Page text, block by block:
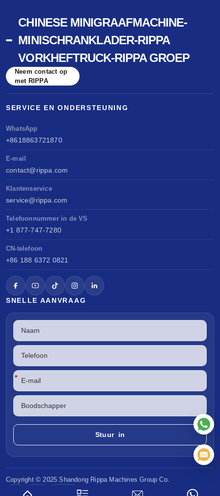
CHINESE MINIGRAAFMACHINE-
MINISCHRANKLADER-RIPPA
VORKHEFTRUCK-RIPPA GROEP
Neem contact op
met RIPPA
SERVICE EN ONDERSTEUNING
WhatsApp
+8618863721870
E-mail
contact@rippa.com
Klantenservice
service@rippa.com
Telefoonnummer in de VS
+1 877-747-7280
CN-telefoon
+86 188 6372 0821
SNELLE AANVRAAG
*
Copyright © 2025 Shandong Rippa Machines Group Co.
EPA